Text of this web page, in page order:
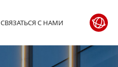
СВЯЗАТЬСЯ С НАМИ